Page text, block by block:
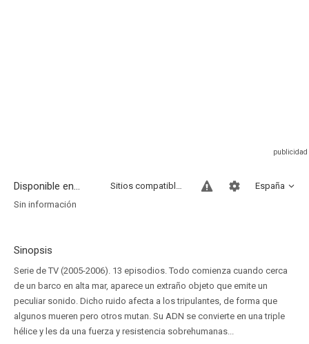
Disponible en... España
Sitios compatibles
Sin información
Sinopsis
Serie de TV (2005-2006). 13 episodios. Todo comienza cuando cerca
de un barco en alta mar, aparece un extraño objeto que emite un
peculiar sonido. Dicho ruido afecta a los tripulantes, de forma que
algunos mueren pero otros mutan. Su ADN se convierte en una triple
hélice y les da una fuerza y resistencia sobrehumanas...